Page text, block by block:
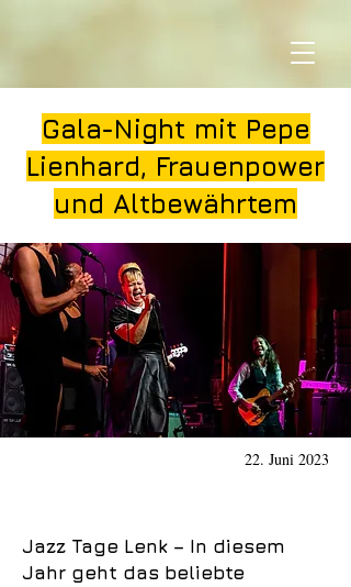
Gala-Night mit Pepe
Lienhard, Frauenpower
und Altbewährtem
22. Juni 2023
Jazz Tage Lenk – In diesem
Jahr geht das beliebte